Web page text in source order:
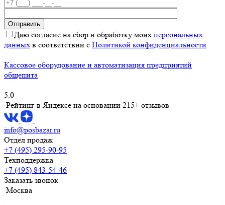
Даю согласие на сбор и обработку моих персональных
данных в соответствии с Политикой конфиденциальности
Кассовое оборудование и автоматизация предприятий
общепита
5.0
Рейтинг в Яндексе на основании 215+ отзывов
info@posbazar.ru
Отдел продаж
+7 (495) 295-90-95
Техподдержка
+7 (495) 843-54-46
Заказать звонок
Москва